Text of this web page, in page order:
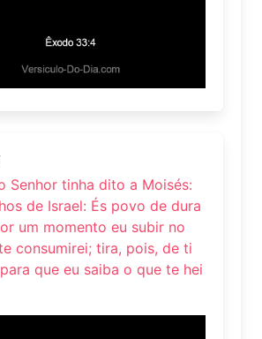
Senhor tinha dito a Moisés:
de Israel: És povo de dura
um momento eu subir no
consumirei; tira, pois, de ti
que eu saiba o que te hei